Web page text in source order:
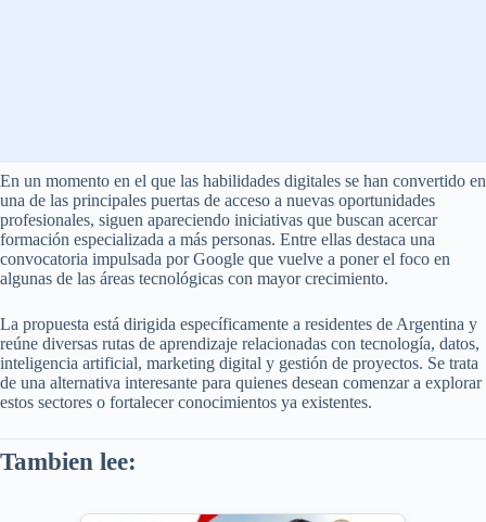
En un momento en el que las habilidades digitales se han convertido en
una de las principales puertas de acceso a nuevas oportunidades
profesionales, siguen apareciendo iniciativas que buscan acercar
formación especializada a más personas. Entre ellas destaca una
convocatoria impulsada por Google que vuelve a poner el foco en
algunas de las áreas tecnológicas con mayor crecimiento.
La propuesta está dirigida específicamente a residentes de Argentina y
reúne diversas rutas de aprendizaje relacionadas con tecnología, datos,
inteligencia artificial, marketing digital y gestión de proyectos. Se trata
de una alternativa interesante para quienes desean comenzar a explorar
estos sectores o fortalecer conocimientos ya existentes.
Tambien lee: